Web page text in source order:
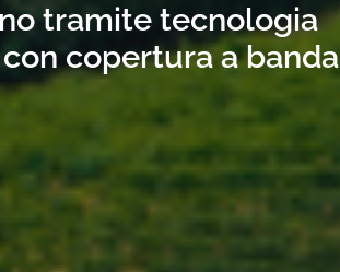
tramite tecnologia
copertura a banda